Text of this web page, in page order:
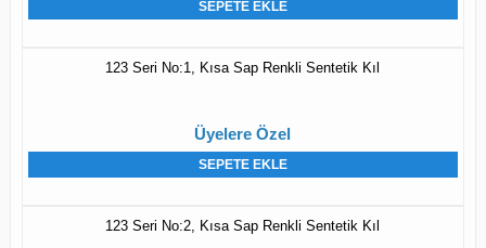
SEPETE EKLE
123 Seri No:1, Kısa Sap Renkli Sentetik Kıl
Üyelere Özel
SEPETE EKLE
123 Seri No:2, Kısa Sap Renkli Sentetik Kıl